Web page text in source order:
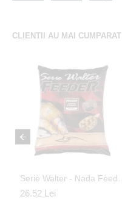
CLIENTII AU MAI CUMPARAT
26.52 Lei